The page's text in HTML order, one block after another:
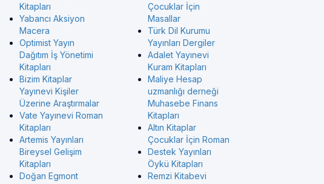
Kitapları
Yabancı Aksiyon
Macera
Optimist Yayın
Dağıtım İş Yönetimi
Kitapları
Bizim Kitaplar
Yayınevi Kişiler
Üzerine Araştırmalar
Vate Yayınevi Roman
Kitapları
Artemis Yayınları
Bireysel Gelişim
Kitapları
Doğan Egmont
Çocuklar İçin
Masallar
Türk Dil Kurumu
Yayınları Dergiler
Adalet Yayınevi
Kuram Kitapları
Maliye Hesap
uzmanlığı derneği
Muhasebe Finans
Kitapları
Altın Kitaplar
Çocuklar İçin Roman
Destek Yayınları
Öykü Kitapları
Remzi Kitabevi